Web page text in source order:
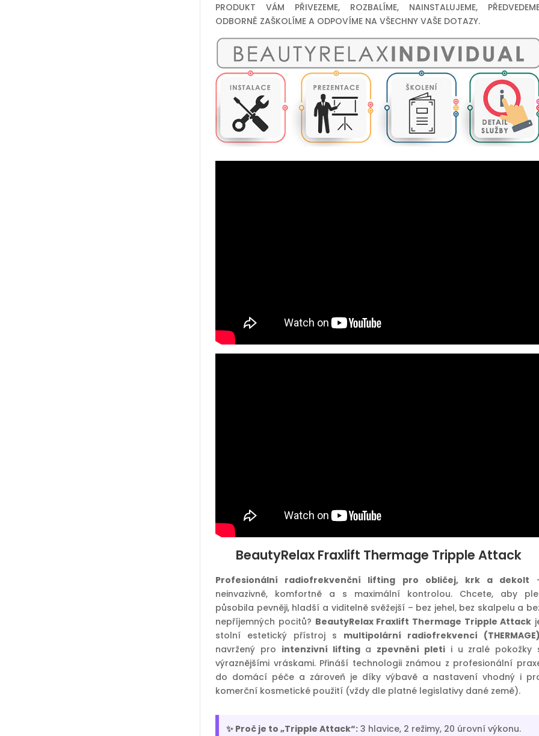
PRODUKT VÁM PŘIVEZEME, ROZBALÍME, NAINSTALUJEME,
ODBORNĚ ZAŠKOLÍME A ODPOVÍME NA VŠECHNY VAŠE DOTAZY.
BeautyRelax Fraxlift Thermage Tripple Attack
Profesionální radiofrekvenční lifting pro obličej, krk a dekolt
neinvazivně, komfortně a s maximální kontrolou. Chcete, aby
působila pevněji, hladší a viditelně svěžejší – bez jehel, bez skalpelu a
nepříjemných pocitů? BeautyRelax Fraxlift Thermage Tripple Attack
stolní estetický přístroj s multipolární radiofrekvencí
navržený pro intenzivní liftinga zpevnění pleti i u zralé pokožky
výraznějšími vráskami. Přináší technologii známou z profesionální
do domácí péče a zároveň je díky výbavě a nastavení vhodný i
komerční kosmetické použití (vždy dle platné legislativy dané země).
✨ Proč je to „Tripple Attack“: 3 hlavice, 2 režimy, 20 úrovní výkonu.